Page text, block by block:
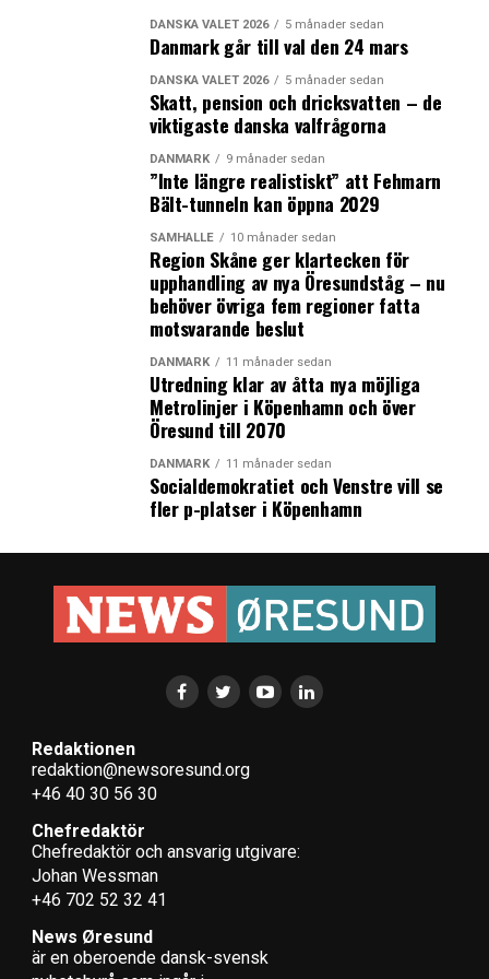
Transparency International: Danmark alltjämt minst
korrupta landet i världen – Sverige på sämsta
placeringen sedan mätningarna startade
Danmarks nya samarbetsminister vill fokusera på att
lösa mindre gränsfrågor som snabbt kan göra konkret
skillnad i regionen
DANSKA VALET 2026 5 månader sedan
Danmark går till val den 24 mars
DANSKA VALET 2026 5 månader sedan
Skatt, pension och dricksvatten – de
viktigaste danska valfrågorna
DANMARK 9 månader sedan
”Inte längre realistiskt” att Fehmarn
Bält-tunneln kan öppna 2029
SAMHÄLLE 10 månader sedan
Region Skåne ger klartecken för
upphandling av nya Öresundståg – nu
behöver övriga fem regioner fatta
motsvarande beslut
DANMARK 11 månader sedan
Utredning klar av åtta nya möjliga
Metrolinjer i Köpenhamn och över
Öresund till 2070
DANMARK 11 månader sedan
Socialdemokratiet och Venstre vill se
fler p-platser i Köpenhamn
Redaktionen
redaktion@newsoresund.org
+46 40 30 56 30
Chefredaktör
Chefredaktör och ansvarig utgivare:
Johan Wessman
+46 702 52 32 41
News Øresund
är en oberoende dansk-svensk